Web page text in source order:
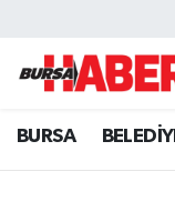
BURSA
Hava
Trafik
Süper Lig